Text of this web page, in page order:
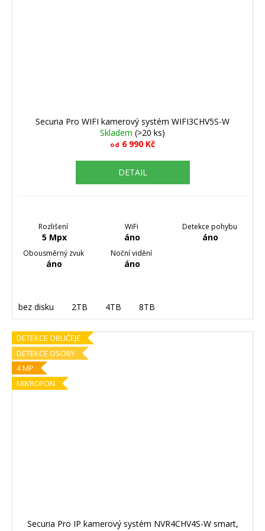
Securia Pro WIFI kamerový systém WIFI3CHV5S-W
Skladem (>20 ks)
od 6 990 Kč
DETAIL
Rozlišení
5 Mpx
WiFi
áno
Detekce pohybu
áno
Obousměrný zvuk
áno
Noční vidění
áno
bez disku 2TB 4TB 8TB
DETEKCE OBLIČEJE
DETEKCE OSOBY
4 MP
MIKROFON
Securia Pro IP kamerový systém NVR4CHV4S-W smart,